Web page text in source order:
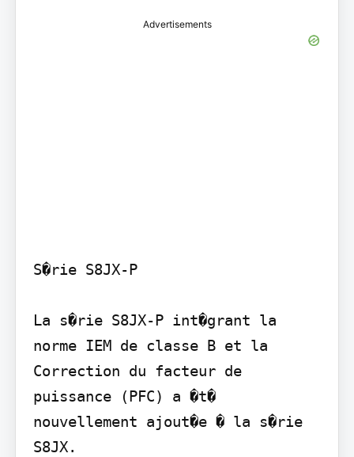
Advertisements
S�rie S8JX-P
La s�rie S8JX-P int�grant la
norme IEM de classe B et la
Correction du facteur de
puissance (PFC) a �t�
nouvellement ajout�e � la s�rie
S8JX.